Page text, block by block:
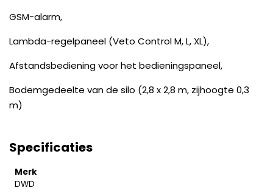
GSM-alarm,
Lambda-regelpaneel (Veto Control M, L, XL),
Afstandsbediening voor het bedieningspaneel,
Bodemgedeelte van de silo (2,8 x 2,8 m, zijhoogte 0,3
m)
Specificaties
Merk
DWD